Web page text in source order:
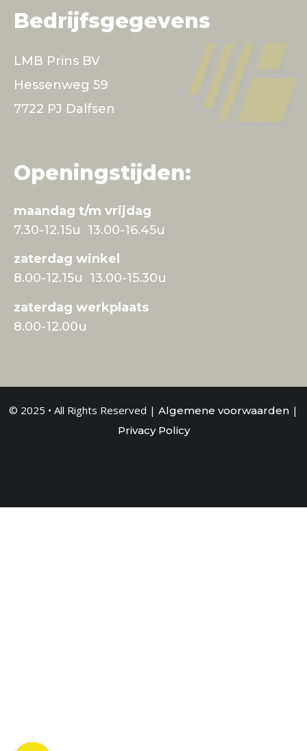
Bedrijfsgegevens
LMB Prins BV
Hessenweg 59
7722 PJ Dalfsen
Openingstijden:
maandag t/m vrijdag
7.30-12.15u 13.00-16.45u
zaterdag winkel
8.00-12.15u 13.00-15.30u
zaterdag werkplaats
8.00-12.00u
© 2025 • All Rights Reserved | Algemene voorwaarden |
Privacy Policy